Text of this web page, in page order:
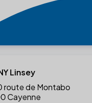
Linsey
route de Montabo
Cayenne